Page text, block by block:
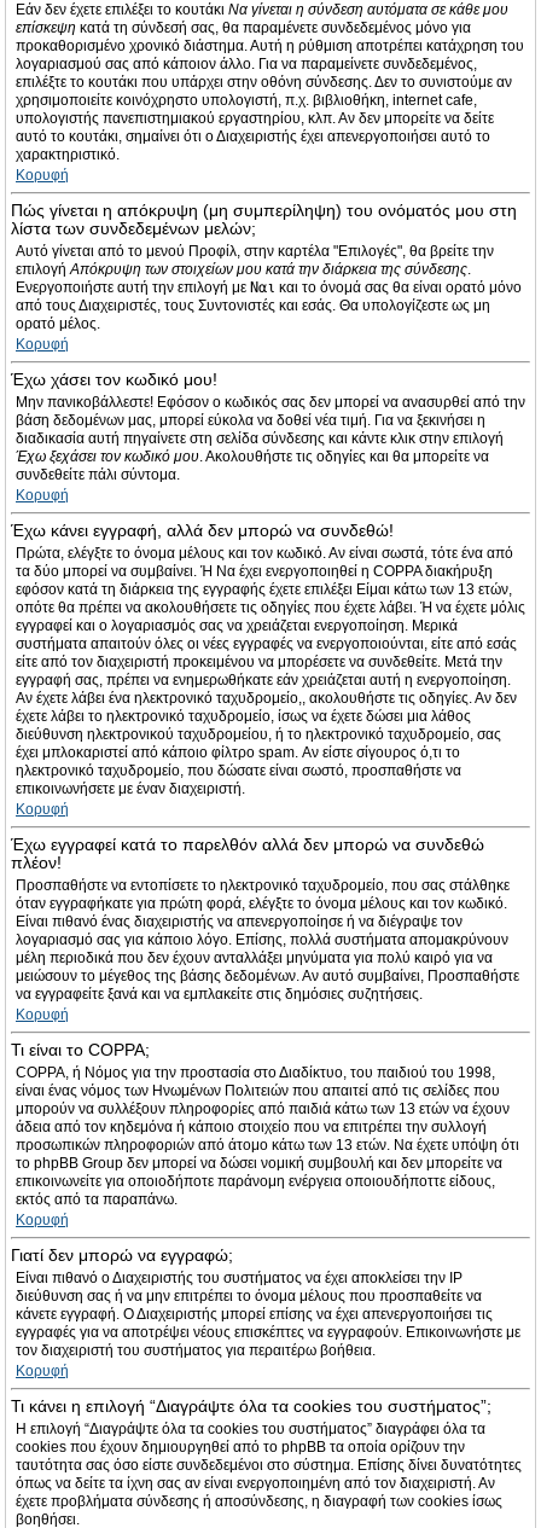
Εάν δεν έχετε επιλέξει το κουτάκι Να γίνεται η σύνδεση αυτόματα σε κάθε μου
επίσκεψη κατά τη σύνδεσή σας, θα παραμένετε συνδεδεμένος μόνο για
προκαθορισμένο χρονικό διάστημα. Αυτή η ρύθμιση αποτρέπει κατάχρηση του
λογαριασμού σας από κάποιον άλλο. Για να παραμείνετε συνδεδεμένος,
επιλέξτε το κουτάκι που υπάρχει στην οθόνη σύνδεσης. Δεν το συνιστούμε αν
χρησιμοποιείτε κοινόχρηστο υπολογιστή, π.χ. βιβλιοθήκη, internet cafe,
υπολογιστής πανεπιστημιακού εργαστηρίου, κλπ. Αν δεν μπορείτε να δείτε
αυτό το κουτάκι, σημαίνει ότι ο Διαχειριστής έχει απενεργοποιήσει αυτό το
χαρακτηριστικό.
Κορυφή
Πώς γίνεται η απόκρυψη (μη συμπερίληψη) του ονόματός μου στη
λίστα των συνδεδεμένων μελών;
Αυτό γίνεται από το μενού Προφίλ, στην καρτέλα "Επιλογές", θα βρείτε την
επιλογήΑπόκρυψη των στοιχείων μου κατά την διάρκεια της σύνδεσης.
Ενεργοποιήστε αυτή την επιλογή με Ναι και το όνομά σας θα είναι ορατό μόνο
από τους Διαχειριστές, τους Συντονιστές και εσάς. Θα υπολογίζεστε ως μη
ορατό μέλος.
Κορυφή
Έχω χάσει τον κωδικό μου!
Μην πανικοβάλλεστε! Εφόσον ο κωδικός σας δεν μπορεί να ανασυρθεί από την
βάση δεδομένων μας, μπορεί εύκολα να δοθεί νέα τιμή. Για να ξεκινήσει η
διαδικασία αυτή πηγαίνετε στη σελίδα σύνδεσης και κάντε κλικ στην επιλογή
Έχω ξεχάσει τον κωδικό μου. Ακολουθήστε τις οδηγίες και θα μπορείτε να
συνδεθείτε πάλι σύντομα.
Κορυφή
Έχω κάνει εγγραφή, αλλά δεν μπορώ να συνδεθώ!
Πρώτα, ελέγξτε το όνομα μέλους και τον κωδικό. Αν είναι σωστά, τότε ένα από
τα δύο μπορεί να συμβαίνει. Ή Να έχει ενεργοποιηθεί η COPPA διακήρυξη
εφόσον κατά τη διάρκεια της εγγραφής έχετε επιλέξει Είμαι κάτω των 13 ετών,
οπότε θα πρέπει να ακολουθήσετε τις οδηγίες που έχετε λάβει. Ή να έχετε μόλις
εγγραφεί και ο λογαριασμός σας να χρειάζεται ενεργοποίηση. Μερικά
συστήματα απαιτούν όλες οι νέες εγγραφές να ενεργοποιούνται, είτε από εσάς
είτε από τον διαχειριστή προκειμένου να μπορέσετε να συνδεθείτε. Μετά την
εγγραφή σας, πρέπει να ενημερωθήκατε εάν χρειάζεται αυτή η ενεργοποίηση.
Αν έχετε λάβει ένα ηλεκτρονικό ταχυδρομείο,, ακολουθήστε τις οδηγίες. Αν δεν
έχετε λάβει το ηλεκτρονικό ταχυδρομείο, ίσως να έχετε δώσει μια λάθος
διεύθυνση ηλεκτρονικού ταχυδρομείου, ή το ηλεκτρονικό ταχυδρομείο, σας
έχει μπλοκαριστεί από κάποιο φίλτρο spam. Αν είστε σίγουρος ό,τι το
ηλεκτρονικό ταχυδρομείο, που δώσατε είναι σωστό, προσπαθήστε να
επικοινωνήσετε με έναν διαχειριστή.
Κορυφή
Έχω εγγραφεί κατά το παρελθόν αλλά δεν μπορώ να συνδεθώ
πλέον!
Προσπαθήστε να εντοπίσετε το ηλεκτρονικό ταχυδρομείο, που σας στάλθηκε
όταν εγγραφήκατε για πρώτη φορά, ελέγξτε το όνομα μέλους και τον κωδικό.
Είναι πιθανό ένας διαχειριστής να απενεργοποίησε ή να διέγραψε τον
λογαριασμό σας για κάποιο λόγο. Επίσης, πολλά συστήματα απομακρύνουν
μέλη περιοδικά που δεν έχουν ανταλλάξει μηνύματα για πολύ καιρό για να
μειώσουν το μέγεθος της βάσης δεδομένων. Αν αυτό συμβαίνει, Προσπαθήστε
να εγγραφείτε ξανά και να εμπλακείτε στις δημόσιες συζητήσεις.
Κορυφή
Τι είναι το COPPA;
COPPA, ή Νόμος για την προστασία στο Διαδίκτυο, του παιδιού του 1998,
είναι ένας νόμος των Ηνωμένων Πολιτειών που απαιτεί από τις σελίδες που
μπορούν να συλλέξουν πληροφορίες από παιδιά κάτω των 13 ετών να έχουν
άδεια από τον κηδεμόνα ή κάποιο στοιχείο που να επιτρέπει την συλλογή
προσωπικών πληροφοριών από άτομο κάτω των 13 ετών. Να έχετε υπόψη ότι
το phpBB Group δεν μπορεί να δώσει νομική συμβουλή και δεν μπορείτε να
επικοινωνείτε για οποιοδήποτε παράνομη ενέργεια οποιουδήποττε είδους,
εκτός από τα παραπάνω.
Κορυφή
Γιατί δεν μπορώ να εγγραφώ;
Είναι πιθανό ο Διαχειριστής του συστήματος να έχει αποκλείσει την IP
διεύθυνση σας ή να μην επιτρέπει το όνομα μέλους που προσπαθείτε να
κάνετε εγγραφή. Ο Διαχειριστής μπορεί επίσης να έχει απενεργοποιήσει τις
εγγραφές για να αποτρέψει νέους επισκέπτες να εγγραφούν. Επικοινωνήστε με
τον διαχειριστή του συστήματος για περαιτέρω βοήθεια.
Κορυφή
Τι κάνει η επιλογή “Διαγράψτε όλα τα cookies του συστήματος”;
Η επιλογή “Διαγράψτε όλα τα cookies του συστήματος” διαγράφει όλα τα
cookies που έχουν δημιουργηθεί από το phpBB τα οποία ορίζουν την
ταυτότητα σας όσο είστε συνδεδεμένοι στο σύστημα. Επίσης δίνει δυνατότητες
όπως να δείτε τα ίχνη σας αν είναι ενεργοποιημένη από τον διαχειριστή. Αν
έχετε προβλήματα σύνδεσης ή αποσύνδεσης, η διαγραφή των cookies ίσως
βοηθήσει.